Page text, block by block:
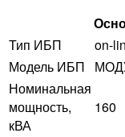
Тип ИБП
on-
Модель ИБП
Номинальная
мощность,
кВА
160